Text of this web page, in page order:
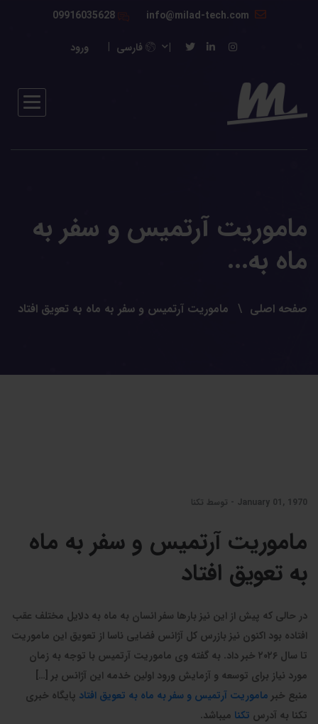
09916035628
فارسی ورود
ماموریت آرتمیس و سفر به
ماه به...
صفحه اصلی ماموریت آرتمیس و سفر به ماه به تعویق افتاد
January 01, 1970 - توسط تکنا
ماموریت آرتمیس و سفر به ماه
به تعویق افتاد
در حالی که پیش از این نیز بارها سفر انسان به ماه به دلایل مختلف عقب
افتاده بود اکنون نیز بازرس کل آژانس فضایی ناسا از تعویق این ماموریت
تا سال ۲۰۲۶ خبر داد. به گفته وی ماموریت آرتمیس با توجه به زمان
مورد نیاز برای توسعه و آزمایش ورود اولین خدمه این آژانس بر […]
منبع خبر ماموریت آرتمیس و سفر به ماه به تعویق افتاد پایگاه خبری
تکنا به آدرس تکنا میباشد.